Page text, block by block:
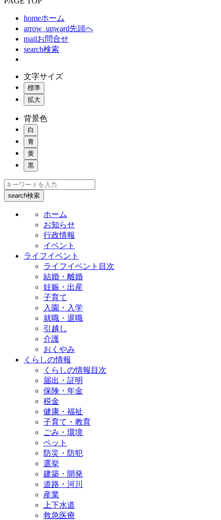
homeホーム
arrow_upward先頭へ
mailお問合せ
search検索
文字サイズ
標準
拡大
背景色
白
青
黄
黒
search検索
ホーム
お知らせ
行政情報
イベント
ライフイベント
ライフイベント目次
結婚・離婚
妊娠・出産
子育て
入園・入学
就職・退職
引越し
介護
おくやみ
くらしの情報
くらしの情報目次
届出・証明
保険・年金
税金
健康・福祉
子育て・教育
ごみ・環境
ペット
防災・防犯
選挙
建築・開発
道路・河川
産業
上下水道
救急医療